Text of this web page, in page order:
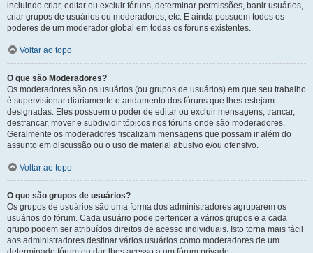
incluindo criar, editar ou excluir fóruns, determinar permissões, banir usuários,
criar grupos de usuários ou moderadores, etc. E ainda possuem todos os
poderes de um moderador global em todas os fóruns existentes.
Voltar ao topo
O que são Moderadores?
Os moderadores são os usuários (ou grupos de usuários) em que seu trabalho
é supervisionar diariamente o andamento dos fóruns que lhes estejam
designadas. Eles possuem o poder de editar ou excluir mensagens, trancar,
destrancar, mover e subdividir tópicos nos fóruns onde são moderadores.
Geralmente os moderadores fiscalizam mensagens que possam ir além do
assunto em discussão ou o uso de material abusivo e/ou ofensivo.
Voltar ao topo
O que são grupos de usuários?
Os grupos de usuários são uma forma dos administradores agruparem os
usuários do fórum. Cada usuário pode pertencer a vários grupos e a cada
grupo podem ser atribuídos direitos de acesso individuais. Isto torna mais fácil
aos administradores destinar vários usuários como moderadores de um